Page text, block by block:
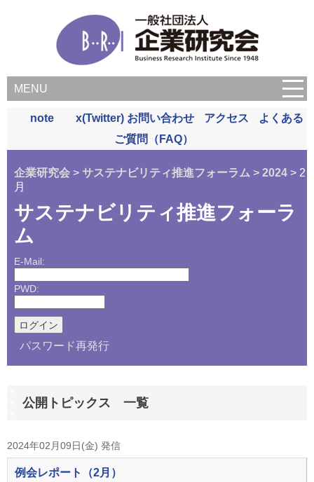
MENU
note x(Twitter) お問い合わせ アクセス
よくある
ご質問（FAQ）
企業研究会 > サステナビリティ推進フォーラム > 2024 > 2
月
サステナビリティ推進フォーラ
ム
E-Mail:
PWD:
パスワード再発行
公開トピックス 一覧
2024年02月09日(金) 発信
例会レポート（2月）